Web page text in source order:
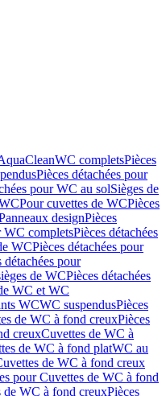
WC completsPièces
Pièces détachées pour
pour WC au solSièges de
Pour cuvettes de WCPièces
designPièces
WC completsPièces détachées
WCPièces détachées pour
détachées pour
de WCPièces détachées
WC et WC
WCWC suspendusPièces
de WC à fond creuxPièces
creuxCuvettes de WC à
de WC à fond platWC au
de WC à fond creux
pour Cuvettes de WC à fond
de WC à fond creuxPièces